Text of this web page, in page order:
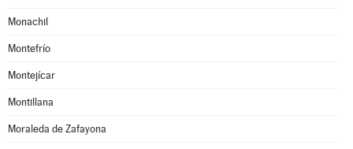
Monachil
Montefrío
Montejícar
Montillana
Moraleda de Zafayona